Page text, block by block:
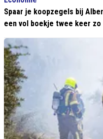
Spaar je koopzegels bij
een vol boekje twee keer zo